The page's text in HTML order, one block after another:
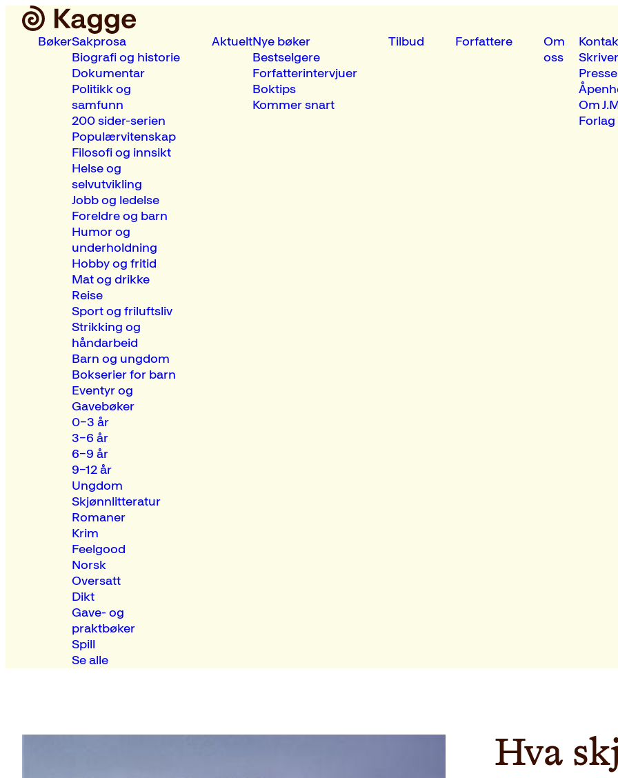
BøkerSakprosa
Biografi og historie
Dokumentar
Politikk og
samfunn
200 sider-serien
Populærvitenskap
Filosofi og innsikt
Helse og
selvutvikling
Jobb og ledelse
Foreldre og barn
Humor og
underholdning
Hobby og fritid
Mat og drikke
Reise
Sport og friluftsliv
Strikking og
håndarbeid
Barn og ungdom
Bokserier for barn
Eventyr og
Gavebøker
0–3 år
3–6 år
6–9 år
9–12 år
Ungdom
Skjønnlitteratur
Romaner
Krim
Feelgood
Norsk
Oversatt
Dikt
Gave- og
praktbøker
Spill
Se alle
AktueltNye bøker
Bestselgere
Forfatterintervjuer
Boktips
Kommer snart
Tilbud Forfattere
Om
oss
Presse
Om
Forlag
Hva